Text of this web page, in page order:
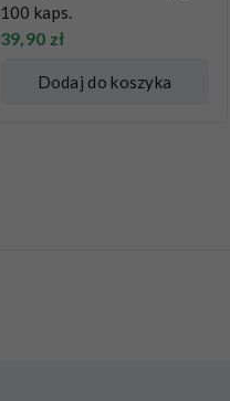
100 kaps.
39,90 zł
Dodaj do koszyka